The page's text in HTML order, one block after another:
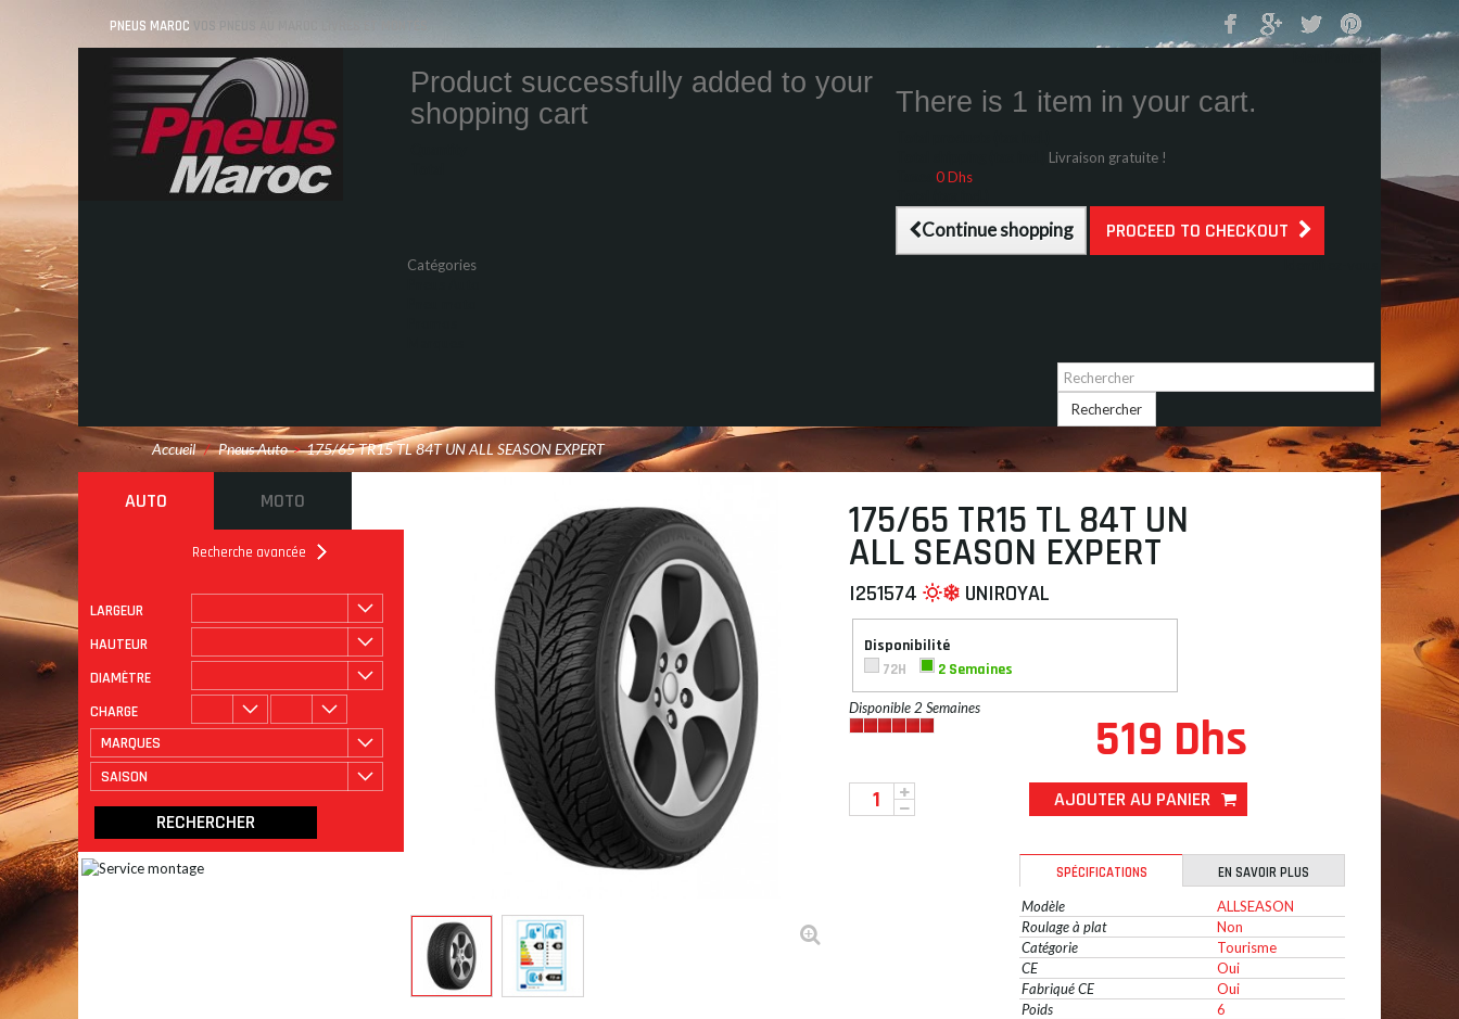
PNEUS MAROC VOS PNEUS AU MAROC LIVRÉS ET MONTÉS
Product successfully added to your
shopping cart
There is 1 item in your cart.
Livraison gratuite !
0 Dhs
Continue shopping PROCEED TO CHECKOUT
Catégories
Rechercher
Accueil / Pneus Auto > 175/65 TR15 TL 84T UN ALL SEASON EXPERT
AUTO MOTO
Recherche avancée
LARGEUR
HAUTEUR
DIAMÈTRE
CHARGE
MARQUES
SAISON
ROULAGE À PLAT
175/65 TR15 TL 84T UN
ALL SEASON EXPERT
I251574 UNIROYAL
Disponibilité
72H
2 Semaines
Disponible 2 Semaines
519 Dhs
AJOUTER AU PANIER
SPÉCIFICATIONS
EN SAVOIR PLUS
Modèle
ALLSEASON
Roulage à plat
Non
Catégorie
Tourisme
CE
Oui
Fabriqué CE
Oui
Poids
6